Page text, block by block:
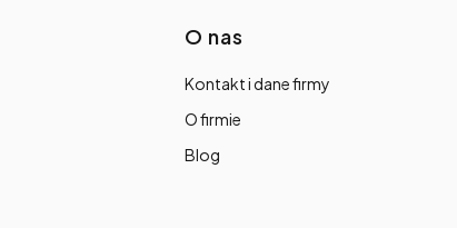
O nas
Kontakt i dane firmy
O firmie
Blog